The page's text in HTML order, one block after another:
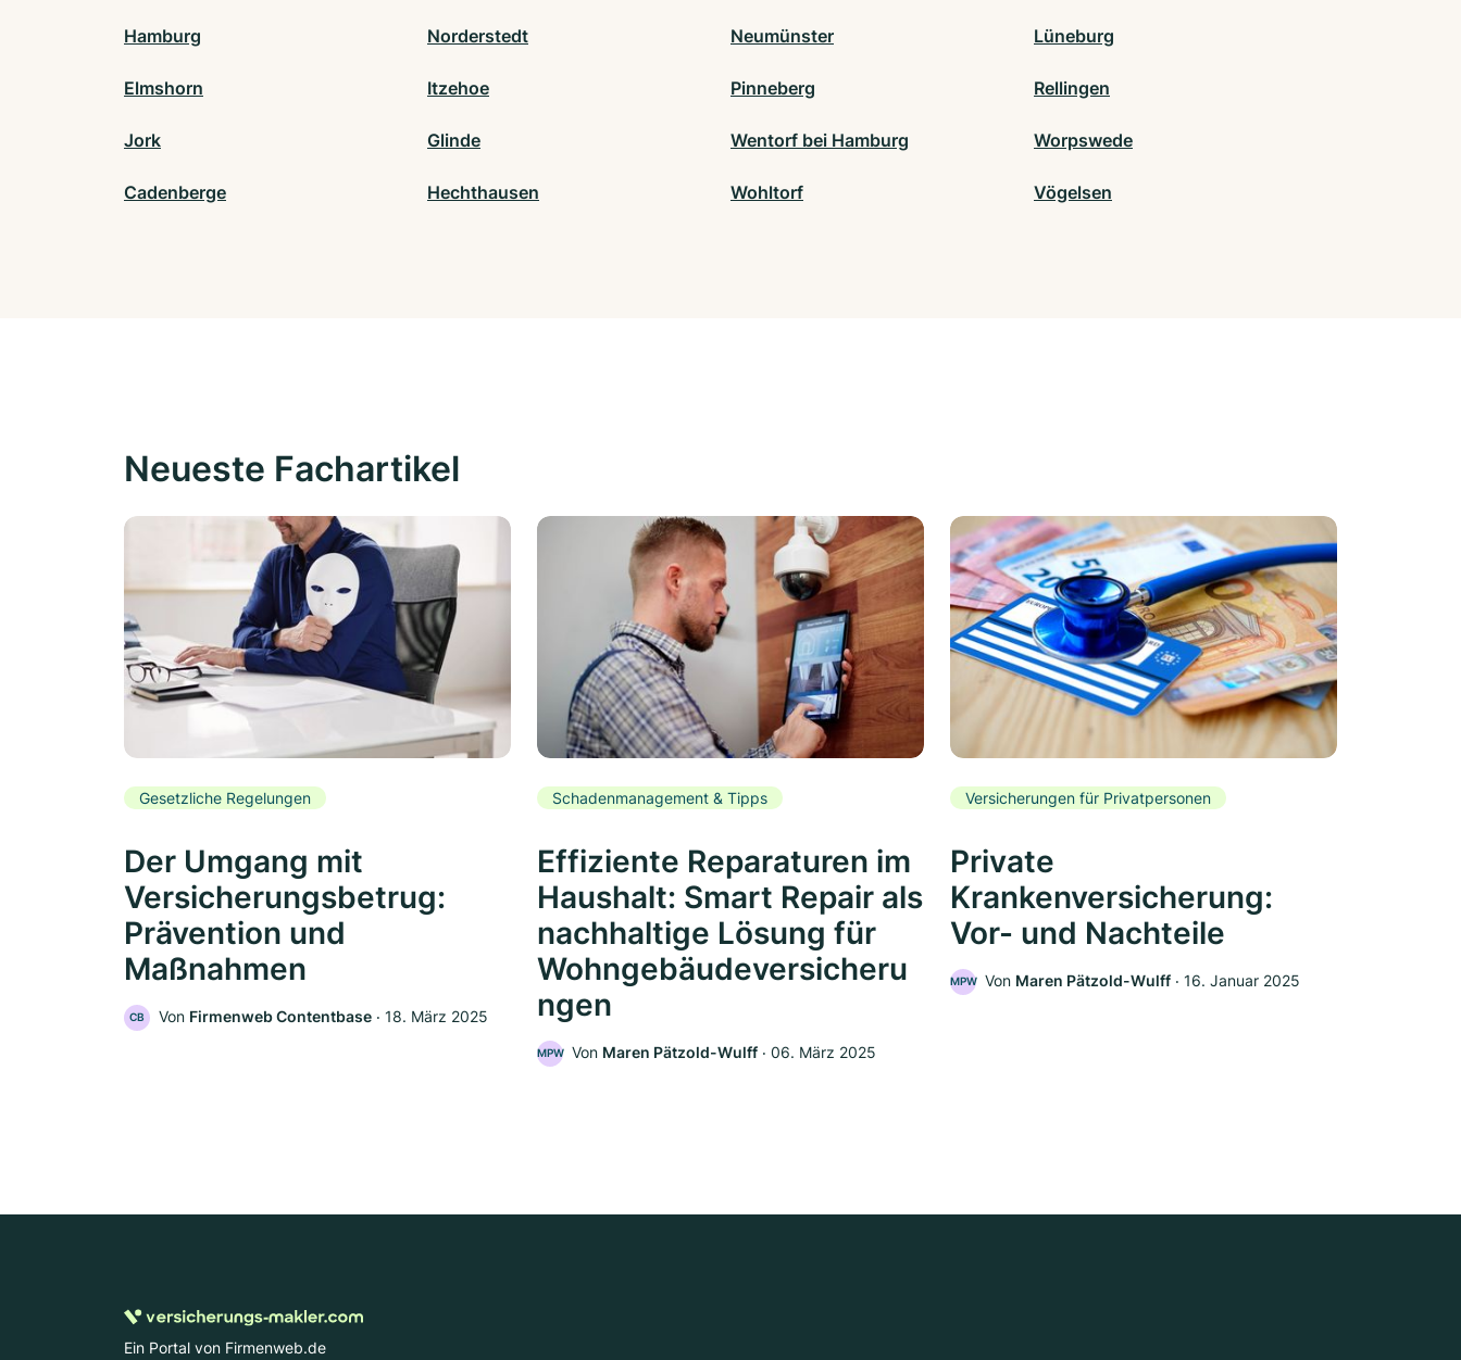
Hamburg Norderstedt Neumünster Lüneburg
Elmshorn Itzehoe Pinneberg Rellingen
Jork Glinde Wentorf bei Hamburg Worpswede
Cadenberge Hechthausen Wohltorf Vögelsen
Neueste Fachartikel
Gesetzliche Regelungen
Der Umgang mit
Versicherungsbetrug:
Prävention und
Maßnahmen
CB Von Firmenweb Contentbase ‧ 18. März 2025
Schadenmanagement & Tipps
Effiziente Reparaturen im
Haushalt: Smart Repair als
nachhaltige Lösung für
Wohngebäudeversicheru
ngen
MPW Von Maren Pätzold-Wulff ‧ 06. März 2025
Versicherungen für Privatpersonen
Private
Krankenversicherung:
Vor- und Nachteile
MPW Von Maren Pätzold-Wulff ‧ 16. Januar 2025
Ein Portal von Firmenweb.de